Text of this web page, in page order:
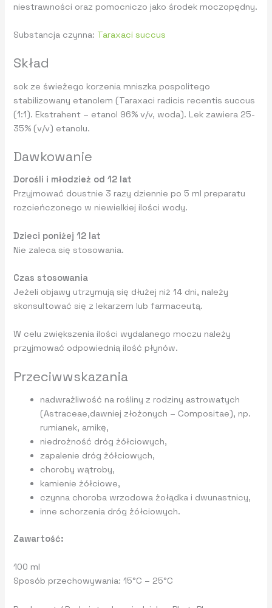
niestrawności oraz pomocniczo jako środek moczopędny.
Substancja czynna: Taraxaci succus
Skład
sok ze świeżego korzenia mniszka pospolitego
stabilizowany etanolem (Taraxaci radicis recentis succus
(1:1). Ekstrahent – etanol 96% v/v, woda). Lek zawiera 25-
35% (v/v) etanolu.
Dawkowanie
Dorośli i młodzież od 12 lat
Przyjmować doustnie 3 razy dziennie po 5 ml preparatu
rozcieńczonego w niewielkiej ilości wody.
Dzieci poniżej 12 lat
Nie zaleca się stosowania.
Czas stosowania
Jeżeli objawy utrzymują się dłużej niż 14 dni, należy
skonsultować się z lekarzem lub farmaceutą.
W celu zwiększenia ilości wydalanego moczu należy
przyjmować odpowiednią ilość płynów.
Przeciwwskazania
nadwrażliwość na rośliny z rodziny astrowatych
(Astraceae,dawniej złożonych – Compositae), np.
rumianek, arnikę,
niedrożność dróg żółciowych,
zapalenie dróg żółciowych,
choroby wątroby,
kamienie żółciowe,
czynna choroba wrzodowa żołądka i dwunastnicy,
inne schorzenia dróg żółciowych.
Zawartość:
100 ml
Sposób przechowywania:15°C – 25°C